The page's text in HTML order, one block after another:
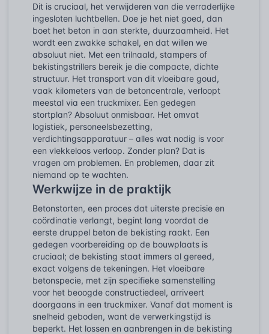
Dit is cruciaal, het verwijderen van die verraderlijke
ingesloten luchtbellen. Doe je het niet goed, dan
boet het beton in aan sterkte, duurzaamheid. Het
wordt een zwakke schakel, en dat willen we
absoluut niet. Met een trilnaald, stampers of
bekistingstrillers bereik je die compacte, dichte
structuur. Het transport van dit vloeibare goud,
vaak kilometers van de betoncentrale, verloopt
meestal via een truckmixer. Een gedegen
stortplan? Absoluut onmisbaar. Het omvat
logistiek, personeelsbezetting,
verdichtingsapparatuur – alles wat nodig is voor
een vlekkeloos verloop. Zonder plan? Dat is
vragen om problemen. En problemen, daar zit
niemand op te wachten.
Werkwijze in de praktijk
Betonstorten, een proces dat uiterste precisie en
coördinatie verlangt, begint lang voordat de
eerste druppel beton de bekisting raakt. Een
gedegen voorbereiding op de bouwplaats is
cruciaal; de bekisting staat immers al gereed,
exact volgens de tekeningen. Het vloeibare
betonspecie, met zijn specifieke samenstelling
voor het beoogde constructiedeel, arriveert
doorgaans in een truckmixer. Vanaf dat moment is
snelheid geboden, want de verwerkingstijd is
beperkt. Het lossen en aanbrengen in de bekisting